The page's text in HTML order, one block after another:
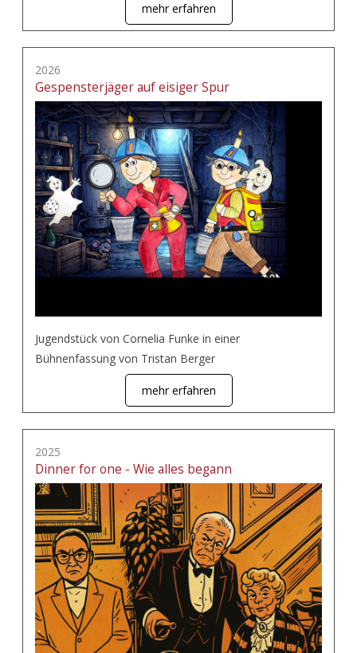
mehr erfahren
2026
Gespensterjäger auf eisiger Spur
Jugendstück von Cornelia Funke in einer
Bühnenfassung von Tristan Berger
mehr erfahren
2025
Dinner for one - Wie alles begann